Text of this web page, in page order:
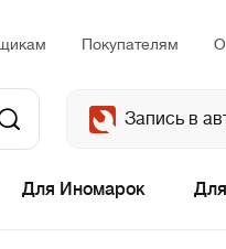
Покупателям О
Запись в
Для Иномарок